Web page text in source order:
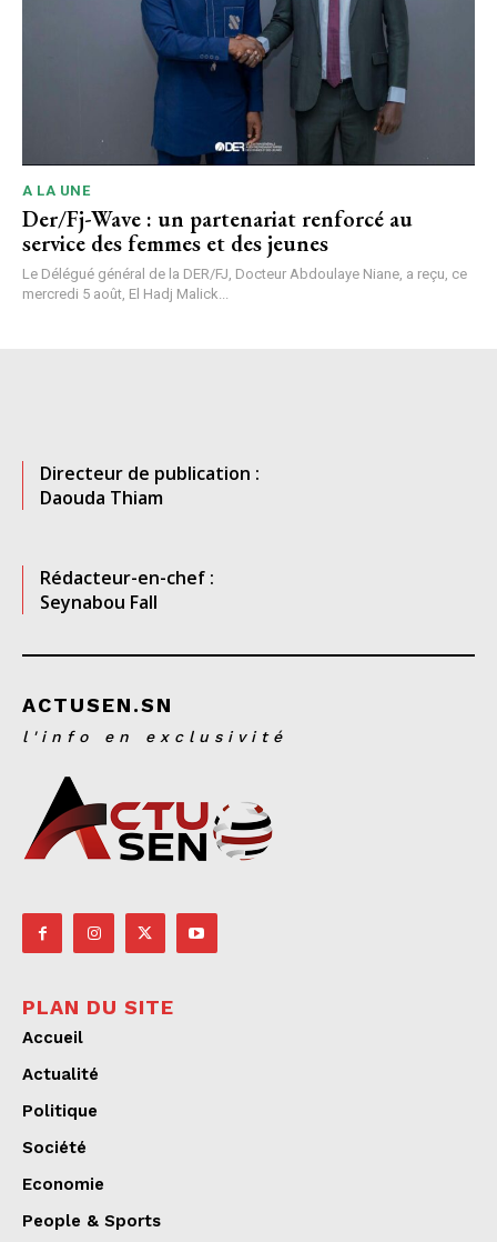
A LA UNE
Der/Fj-Wave : un partenariat renforcé au
service des femmes et des jeunes
Le Délégué général de la DER/FJ, Docteur Abdoulaye Niane, a reçu, ce
mercredi 5 août, El Hadj Malick...
Directeur de publication :
Daouda Thiam
Rédacteur-en-chef :
Seynabou Fall
ACTUSEN.SN
l'info en exclusivité
PLAN DU SITE
Accueil
Actualité
Politique
Société
Economie
People & Sports